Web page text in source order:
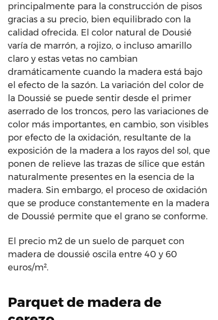
principalmente para la construcción de pisos
gracias a su precio, bien equilibrado con la
calidad ofrecida. El color natural de Dousié
varía de marrón, a rojizo, o incluso amarillo
claro y estas vetas no cambian
dramáticamente cuando la madera está bajo
el efecto de la sazón. La variación del color de
la Doussié se puede sentir desde el primer
aserrado de los troncos, pero las variaciones de
color más importantes, en cambio, son visibles
por efecto de la oxidación, resultante de la
exposición de la madera a los rayos del sol, que
ponen de relieve las trazas de sílice que están
naturalmente presentes en la esencia de la
madera. Sin embargo, el proceso de oxidación
que se produce constantemente en la madera
de Doussié permite que el grano se conforme.
El precio m2 de un suelo de parquet con
madera de doussié oscila entre 40 y 60
euros/m².
Parquet de madera de